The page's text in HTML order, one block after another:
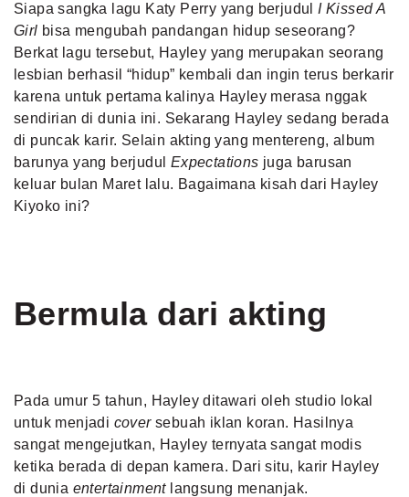
Siapa sangka lagu Katy Perry yang berjudul I Kissed A
Girl bisa mengubah pandangan hidup seseorang?
Berkat lagu tersebut, Hayley yang merupakan seorang
lesbian berhasil “hidup” kembali dan ingin terus berkarir
karena untuk pertama kalinya Hayley merasa nggak
sendirian di dunia ini. Sekarang Hayley sedang berada
di puncak karir. Selain akting yang mentereng, album
barunya yang berjudul Expectations juga barusan
keluar bulan Maret lalu. Bagaimana kisah dari Hayley
Kiyoko ini?
Bermula dari akting
Pada umur 5 tahun, Hayley ditawari oleh studio lokal
untuk menjadi coversebuah iklan koran. Hasilnya
sangat mengejutkan, Hayley ternyata sangat modis
ketika berada di depan kamera. Dari situ, karir Hayley
di dunia entertainmentlangsung menanjak.